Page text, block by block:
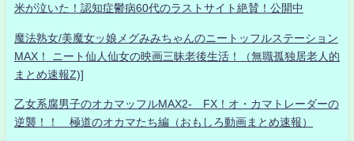
米が泣いた！認知症鬱病60代のラストサイト絶賛！公開中
魔法熟女/美魔女ッ娘メグみみちゃんのニートッフルステーション
MAX！ ニート仙人仙女の映画三昧老後生活！（無職孤独居老人的
まとめ速報Z)]
乙女系腐男子のオカマッフルMAX2- FX！オ・カマトレーダーの
逆襲！！ 極道のオカマたち編（おもしろ動画まとめ速報）